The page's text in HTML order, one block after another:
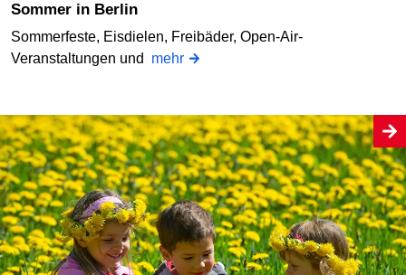
Sommer in Berlin
Sommerfeste, Eisdielen, Freibäder, Open-Air-
Veranstaltungen und mehr